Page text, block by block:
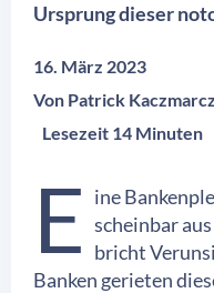
Ursprung dieser
16. März 2023
Von Patrick
Lesezeit 14 Minuten
E ine
scheinbar
bricht
Banken gerieten